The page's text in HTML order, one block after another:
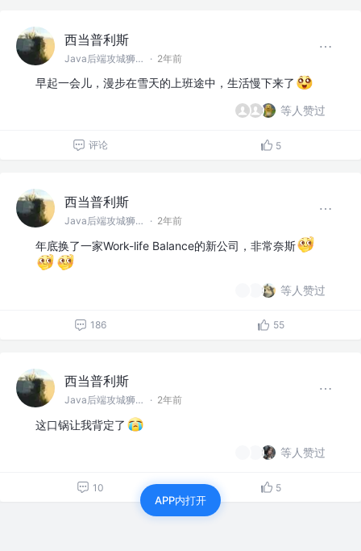
西当普利斯
Java后端攻城狮 @阿巴巴巴 · 2年前
早起一会儿，漫步在雪天的上班途中，生活慢下来了
等人赞过
评论 5
西当普利斯
Java后端攻城狮 @阿巴巴巴 · 2年前
年底换了一家Work-life Balance的新公司，非常奈斯
等人赞过
186 55
西当普利斯
Java后端攻城狮 @阿巴巴巴 · 2年前
这口锅让我背定了
等人赞过
10 5
APP内打开